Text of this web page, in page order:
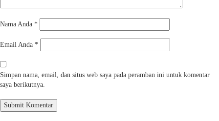
Nama Anda *
Email Anda *
Simpan nama, email, dan situs web saya pada peramban ini untuk komentar
saya berikutnya.